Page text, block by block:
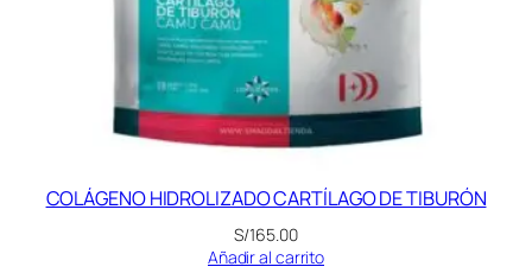
COLÁGENO HIDROLIZADO CARTÍLAGO DE TIBURÓN
S/165.00
Añadir al carrito